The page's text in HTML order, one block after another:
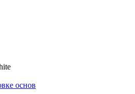
основ